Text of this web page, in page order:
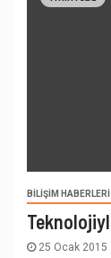
BILIŞIM
25 Ocak 2015